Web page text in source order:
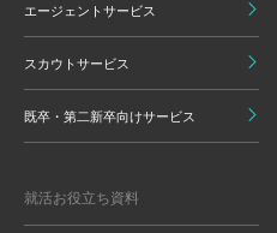
エージェントサービス
スカウトサービス
既卒・第二新卒向けサービス
就活お役立ち資料